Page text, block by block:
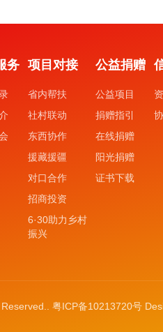
务 项目对接
省内帮扶
社村联动
东西协作
援藏援疆
对口合作
招商投资
6·30助力乡村
振兴
公益捐赠
公益项目
捐赠指引
在线捐赠
阳光捐赠
证书下载
粤ICP备10213720号